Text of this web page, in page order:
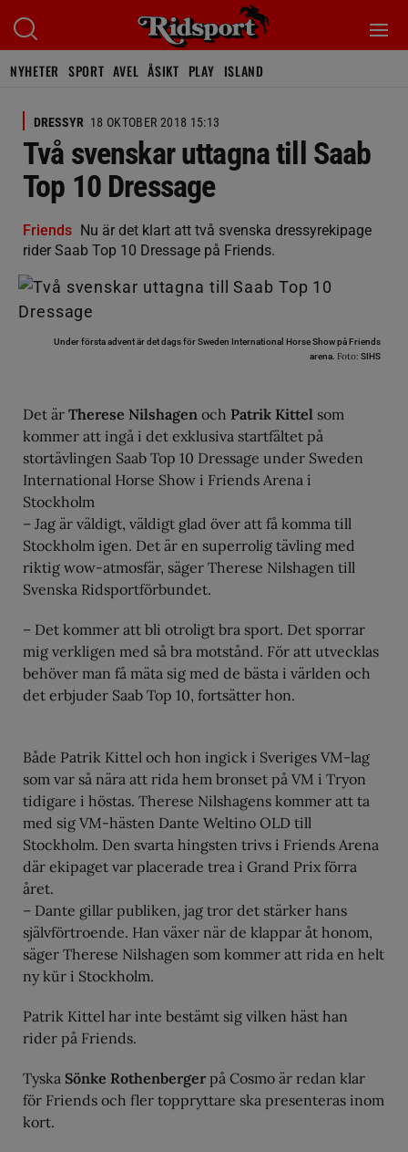
NYHETER SPORT AVEL ÅSIKT PLAY ISLAND
DRESSYR 18 OKTOBER 2018 15:13
Två svenskar uttagna till Saab
Top 10 Dressage
Friends Nu är det klart att två svenska dressyrekipage
rider Saab Top 10 Dressage på Friends.
Under första advent är det dags för Sweden International Horse Show på Friends
arena. Foto: SIHS
Det är Therese Nilshagen och Patrik Kittel som
kommer att ingå i det exklusiva startfältet på
stortävlingen Saab Top 10 Dressage under Sweden
International Horse Show i Friends Arena i
Stockholm
– Jag är väldigt, väldigt glad över att få komma till
Stockholm igen. Det är en superrolig tävling med
riktig wow-atmosfär, säger Therese Nilshagen till
Svenska Ridsportförbundet.
– Det kommer att bli otroligt bra sport. Det sporrar
mig verkligen med så bra motstånd. För att utvecklas
behöver man få mäta sig med de bästa i världen och
det erbjuder Saab Top 10, fortsätter hon.
Både Patrik Kittel och hon ingick i Sveriges VM-lag
som var så nära att rida hem bronset på VM i Tryon
tidigare i höstas. Therese Nilshagens kommer att ta
med sig VM-hästen Dante Weltino OLD till
Stockholm. Den svarta hingsten trivs i Friends Arena
där ekipaget var placerade trea i Grand Prix förra
året.
– Dante gillar publiken, jag tror det stärker hans
självförtroende. Han växer när de klappar åt honom,
säger Therese Nilshagen som kommer att rida en helt
ny kür i Stockholm.
Patrik Kittel har inte bestämt sig vilken häst han
rider på Friends.
Tyska Sönke Rothenberger på Cosmo är redan klar
för Friends och fler toppryttare ska presenteras inom
kort.